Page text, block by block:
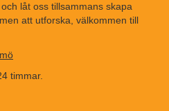
låt oss tillsammans skapa
att utforska, välkommen till
timmar.